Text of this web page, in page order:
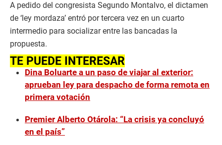
A pedido del congresista Segundo Montalvo, el dictamen
de ‘ley mordaza’ entró por tercera vez en un cuarto
intermedio para socializar entre las bancadas la
propuesta.
TE PUEDE INTERESAR
Dina Boluarte a un paso de viajar al exterior:
aprueban ley para despacho de forma remota en
primera votación
Premier Alberto Otárola: “La crisis ya concluyó
en el país”